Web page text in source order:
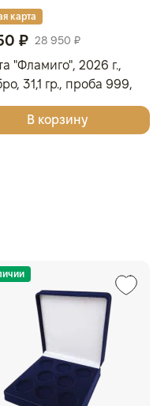
карта
₽ 28 950 ₽
"Фламиго", 2026 г.,
31,1 гр., проба 999,
КУКА
В корзину